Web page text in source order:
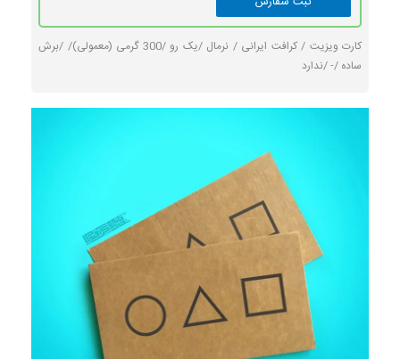
کارت ویزیت / کرافت ایرانی / نرمال /یک رو /300 گرمی (معمولی)/ /
برش
ساده /- /ندارد